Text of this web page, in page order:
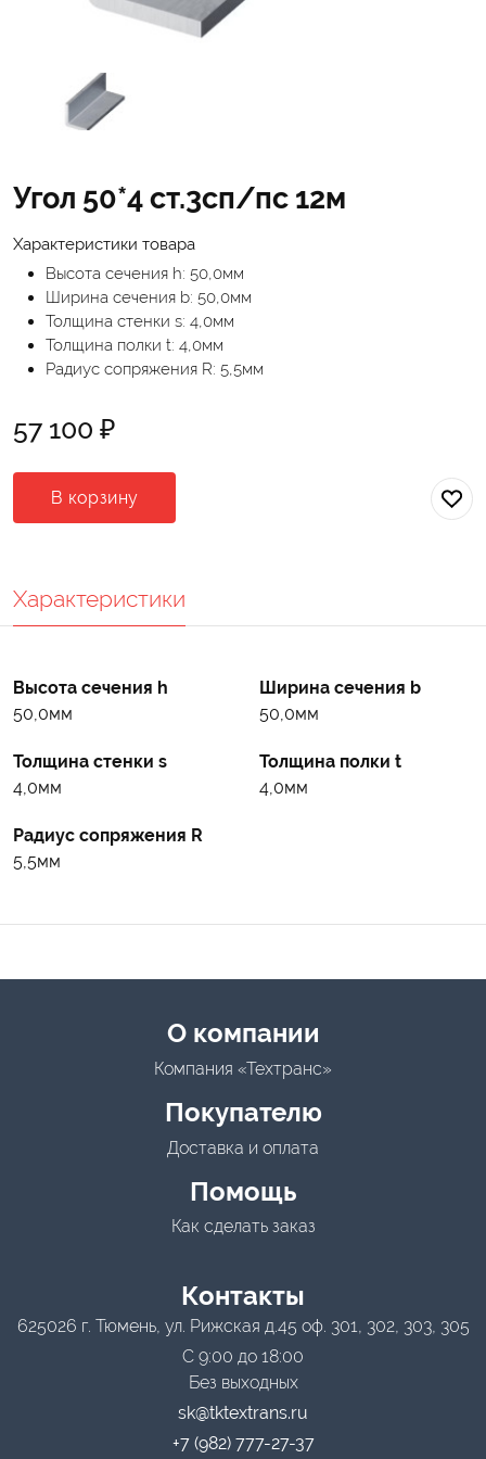
Угол 50*4 ст.3сп/пс 12м
Характеристики товара
Высота сечения h: 50,0мм
Ширина сечения b: 50,0мм
Толщина стенки s: 4,0мм
Толщина полки t: 4,0мм
Радиус сопряжения R: 5,5мм
57 100 ₽
В корзину
Характеристики
Высота сечения h
50,0мм
Ширина сечения b
50,0мм
Толщина стенки s
4,0мм
Толщина полки t
4,0мм
Радиус сопряжения R
5,5мм
Menu footerО компании
Компания «Техтранс»
Покупателю
Доставка и оплата
Помощь
Как сделать заказ
Контакты
625026 г. Тюмень, ул. Рижская д.45 оф. 301, 302, 303, 305
С 9:00 до 18:00
Без выходных
sk@tktextrans.ru
+7 (982) 777-27-37